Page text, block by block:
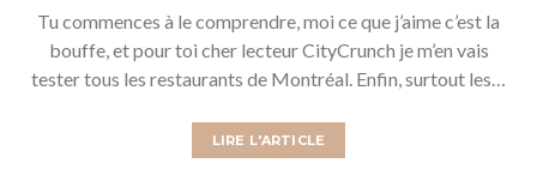
Tu commences à le comprendre, moi ce que j’aime c’est la
bouffe, et pour toi cher lecteur CityCrunch je m’en vais
tester tous les restaurants de Montréal. Enfin, surtout les…
LIRE L'ARTICLE